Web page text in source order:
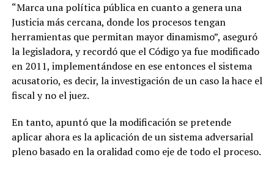
“Marca una política pública en cuanto a genera una
Justicia más cercana, donde los procesos tengan
herramientas que permitan mayor dinamismo”, aseguró
la legisladora, y recordó que el Código ya fue modificado
en 2011, implementándose en ese entonces el sistema
acusatorio, es decir, la investigación de un caso la hace el
fiscal y no el juez.
En tanto, apuntó que la modificación se pretende
aplicar ahora es la aplicación de un sistema adversarial
pleno basado en la oralidad como eje de todo el proceso.